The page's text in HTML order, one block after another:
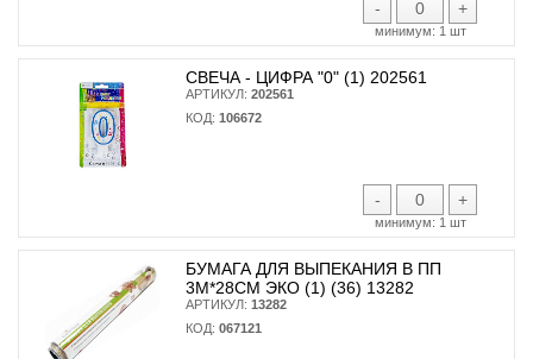
- +
минимум: 1 шт
СВЕЧА - ЦИФРА "0" (1) 202561
АРТИКУЛ: 202561
КОД: 106672
- +
минимум: 1 шт
БУМАГА ДЛЯ ВЫПЕКАНИЯ В ПП
3М*28СМ ЭКО (1) (36) 13282
АРТИКУЛ: 13282
КОД: 067121